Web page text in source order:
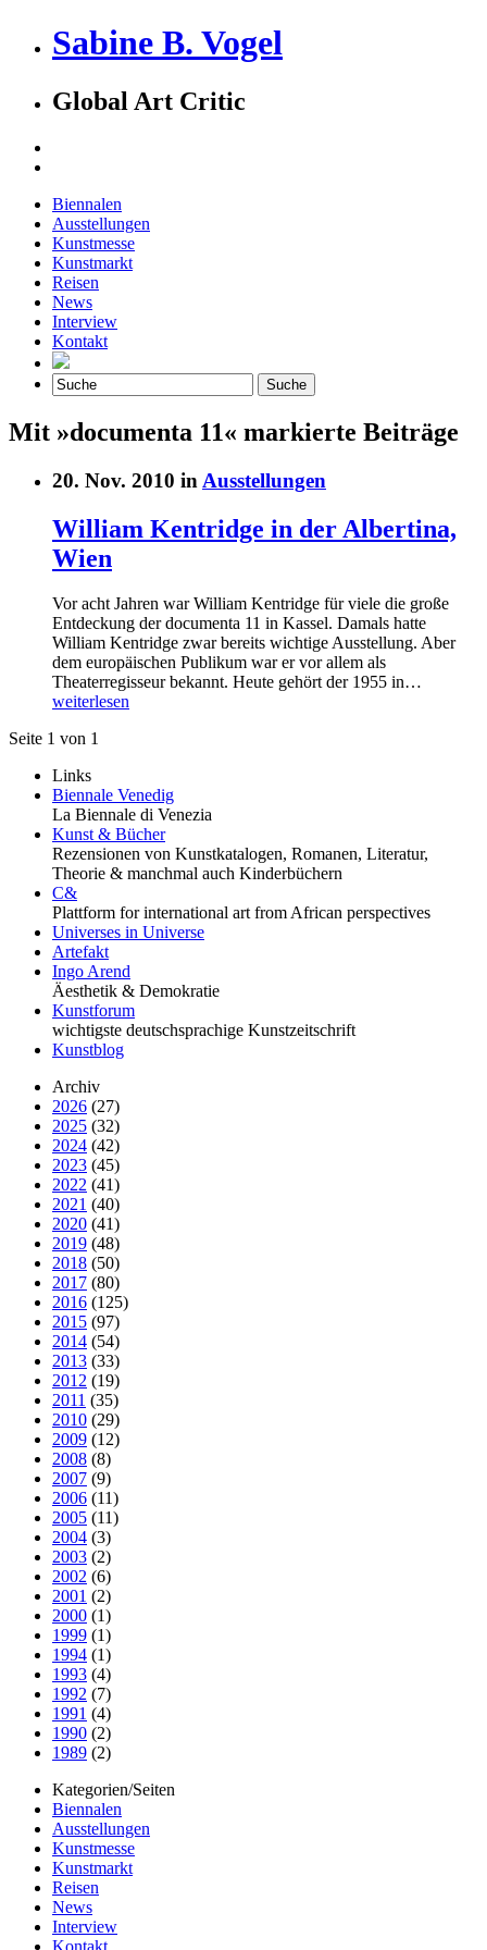
Sabine B. Vogel
Global Art Critic
Biennalen
Ausstellungen
Kunstmesse
Kunstmarkt
Reisen
News
Interview
Kontakt
Mit »documenta 11« markierte Beiträge
20. Nov. 2010 in Ausstellungen
William Kentridge in der Albertina,
Wien
Vor acht Jahren war William Kentridge für viele die große
Entdeckung der documenta 11 in Kassel. Damals hatte
William Kentridge zwar bereits wichtige Ausstellung. Aber
dem europäischen Publikum war er vor allem als
Theaterregisseur bekannt. Heute gehört der 1955 in…
weiterlesen
Seite 1 von 1
Links
Biennale Venedig
La Biennale di Venezia
Kunst & Bücher
Rezensionen von Kunstkatalogen, Romanen, Literatur,
Theorie & manchmal auch Kinderbüchern
C&
Plattform for international art from African perspectives
Universes in Universe
Artefakt
Ingo Arend
Äesthetik & Demokratie
Kunstforum
wichtigste deutschsprachige Kunstzeitschrift
Kunstblog
Archiv
2026 (27)
2025 (32)
2024 (42)
2023 (45)
2022 (41)
2021 (40)
2020 (41)
2019 (48)
2018 (50)
2017 (80)
2016 (125)
2015 (97)
2014 (54)
2013 (33)
2012 (19)
2011 (35)
2010 (29)
2009 (12)
2008 (8)
2007 (9)
2006 (11)
2005 (11)
2004 (3)
2003 (2)
2002 (6)
2001 (2)
2000 (1)
1999 (1)
1994 (1)
1993 (4)
1992 (7)
1991 (4)
1990 (2)
1989 (2)
Kategorien/Seiten
Biennalen
Ausstellungen
Kunstmesse
Kunstmarkt
Reisen
News
Interview